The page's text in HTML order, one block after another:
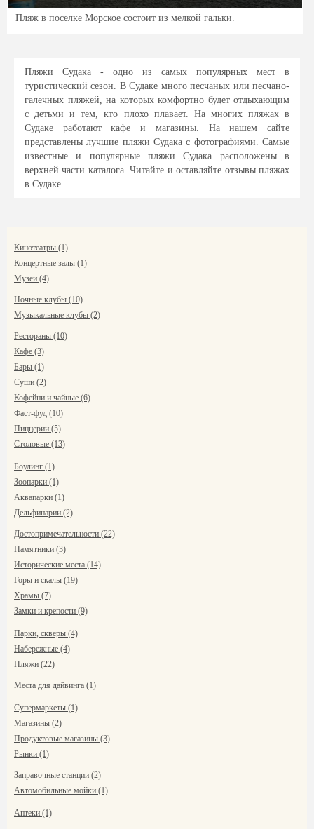
Пляж в поселке Морское состоит из мелкой гальки.
Пляжи Судака - одно из самых популярных мест в
туристический сезон. В Судаке много песчаных или песчано-
галечных пляжей, на которых комфортно будет отдыхающим
с детьми и тем, кто плохо плавает. На многих пляжах в
Судаке работают кафе и магазины. На нашем сайте
представлены лучшие пляжи Судака с фотографиями. Самые
известные и популярные пляжи Судака расположены в
верхней части каталога. Читайте и оставляйте отзывы пляжах
в Судаке.
Кинотеатры (1)
Концертные залы (1)
Музеи (4)
Ночные клубы (10)
Музыкальные клубы (2)
Рестораны (10)
Кафе (3)
Бары (1)
Суши (2)
Кофейни и чайные (6)
Фаст-фуд (10)
Пиццерии (5)
Столовые (13)
Боулинг (1)
Зоопарки (1)
Аквапарки (1)
Дельфинарии (2)
Достопримечательности (22)
Памятники (3)
Исторические места (14)
Горы и скалы (19)
Храмы (7)
Замки и крепости (9)
Парки, скверы (4)
Набережные (4)
Пляжи (22)
Места для дайвинга (1)
Супермаркеты (1)
Магазины (2)
Продуктовые магазины (3)
Рынки (1)
Заправочные станции (2)
Автомобильные мойки (1)
Аптеки (1)